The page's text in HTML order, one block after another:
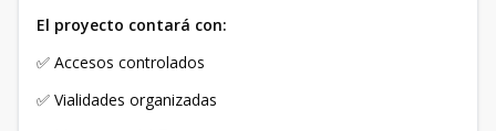
El proyecto contará con:
✅ Accesos controlados
✅ Vialidades organizadas